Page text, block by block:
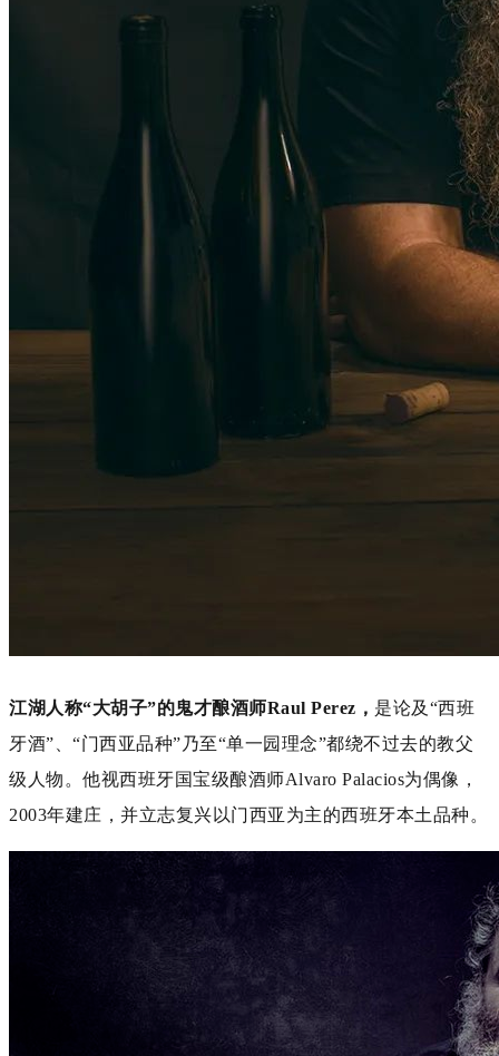
江湖人称“大胡子”的鬼才酿酒师Raul Perez， 是论及“西班
牙酒”、“门西亚品种”乃至“单一园理念”都绕不过去的教父
级人物。他视西班牙国宝级酿酒师Alvaro Palacios为偶像，
2003年建庄，并立志复兴以门西亚为主的西班牙本土品种。